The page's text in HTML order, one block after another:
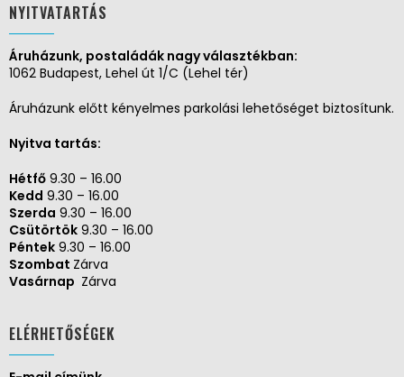
NYITVATARTÁS
Áruházunk, postaládák nagy választékban:
1062 Budapest, Lehel út 1/C (Lehel tér)
Áruházunk előtt kényelmes parkolási lehetőséget biztosítunk.
Nyitva tartás:
Hétfő 9.30 – 16.00
Kedd 9.30 – 16.00
Szerda 9.30 – 16.00
Csütörtök 9.30 – 16.00
Péntek 9.30 – 16.00
Szombat Zárva
Vasárnap Zárva
ELÉRHETŐSÉGEK